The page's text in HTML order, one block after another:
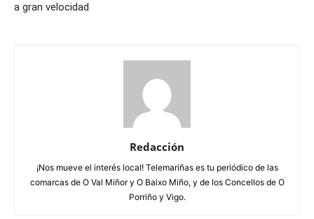
a gran velocidad
Redacción
¡Nos mueve el interés local! Telemariñas es tu periódico de las
comarcas de O Val Miñor y O Baixo Miño, y de los Concellos de O
Porriño y Vigo.